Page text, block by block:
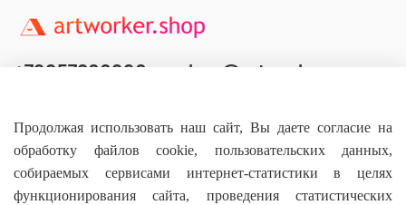
+79957800990 shop@artworker.pro
Продолжая использовать наш сайт, Вы даете согласие на
обработку файлов cookie, пользовательских данных,
собираемых сервисами интернет-статистики в целях
функционирования сайта, проведения статистических